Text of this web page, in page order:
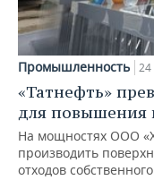
Промышленность 24
«Татнефть»
для повышения
На мощностях ООО
производить
отходов